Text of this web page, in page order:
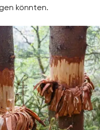
könnten.